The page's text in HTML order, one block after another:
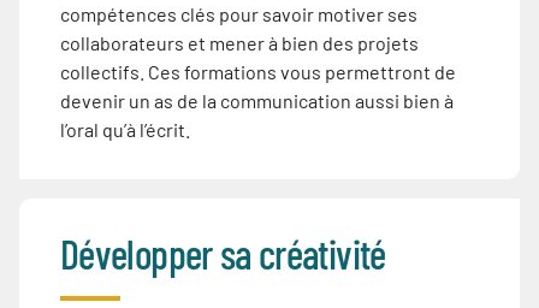
compétences clés pour savoir motiver ses
collaborateurs et mener à bien des projets
collectifs. Ces formations vous permettront de
devenir un as de la communication aussi bien à
l’oral qu’à l’écrit.
Développer sa créativité